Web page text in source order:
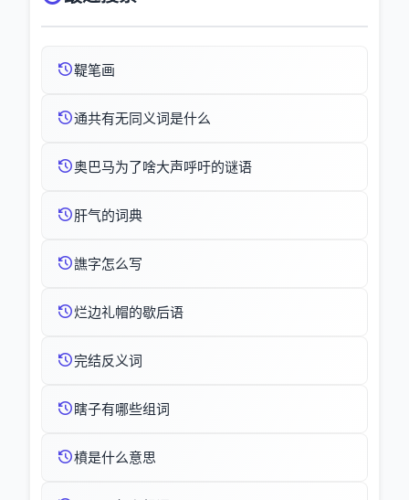
鞮笔画
通共有无同义词是什么
奥巴马为了啥大声呼吁的谜语
肝气的词典
譙字怎么写
烂边礼帽的歇后语
完结反义词
瞎子有哪些组词
橨是什么意思